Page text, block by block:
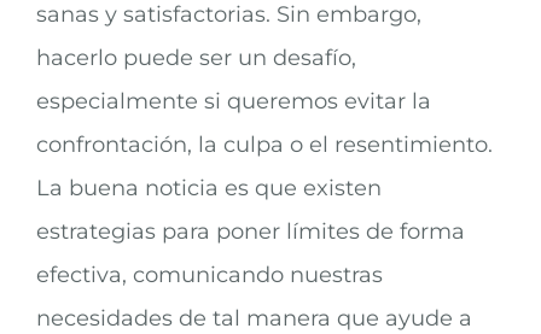
sanas y satisfactorias. Sin embargo,
hacerlo puede ser un desafío,
especialmente si queremos evitar la
confrontación, la culpa o el resentimiento.
La buena noticia es que existen
estrategias para poner límites de forma
efectiva, comunicando nuestras
necesidades de tal manera que ayude a